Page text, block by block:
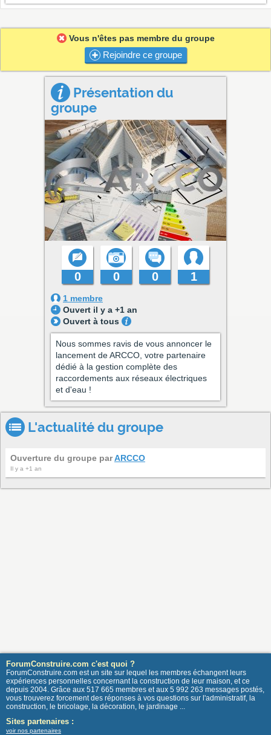
Vous n'êtes pas membre du groupe
Rejoindre ce groupe
Présentation du
groupe
0 0 0 1
1 membre
Ouvert il y a +1 an
Ouvert à tous
Nous sommes ravis de vous annoncer le
lancement de ARCCO, votre partenaire
dédié à la gestion complète des
raccordements aux réseaux électriques
et d'eau !
L'actualité du groupe
Ouverture du groupe parARCCO
Il y a +1 an
ForumConstruire.com c'est quoi ?
ForumConstruire.com est un site sur lequel les membres échangent leurs
expériences personnelles concernant la construction de leur maison, et ce
depuis 2004. Grâce aux 517 665 membres et aux 5 992 263 messages postés,
vous trouverez forcement des réponses à vos questions sur l'administratif, la
construction, le bricolage, la décoration, le jardinage ...
Sites partenaires :
voir nos partenaires